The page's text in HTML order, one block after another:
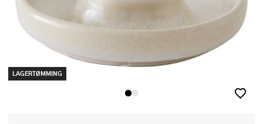
LAGERTØMMING